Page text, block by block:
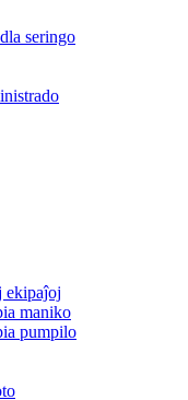
seringo
ekipaĵoj
maniko
pumpilo